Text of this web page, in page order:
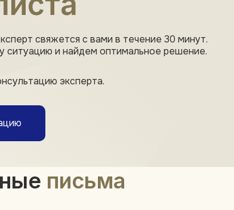
свяжется с вами в течение 30 минут.
ситуацию и найдем оптимальное решение.
эксперта.
письма